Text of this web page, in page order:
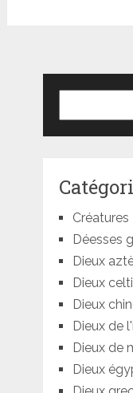
Créatures
Déesses
Dieux
Dieux
Dieux
Dieux de
Dieux de
Dieux